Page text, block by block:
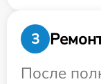
3
После